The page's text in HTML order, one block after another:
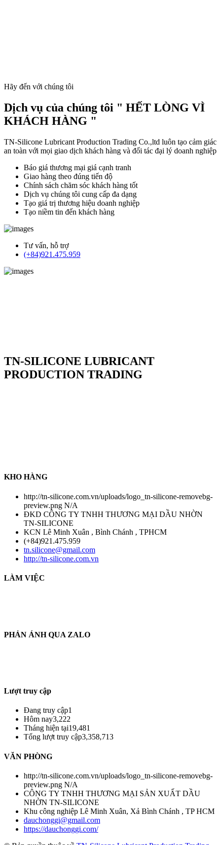
Hãy đến với chúng tôi
Dịch vụ của chúng tôi " HẾT LÒNG VÌ
KHÁCH HÀNG "
TN-Silicone Lubricant Production Trading Co.,ltd luôn tạo cảm giác
an toàn với mọi giao dịch khách hàng và đối tác đại lý doanh nghiệp
Báo giá thương mại giá cạnh tranh
Giao hàng theo đúng tiến độ
Chính sách chăm sóc khách hàng tốt
Dịch vụ chúng tôi cung cấp đa dạng
Tạo giá trị thương hiệu doanh nghiệp
Tạo niềm tin đến khách hàng
Tư vấn, hỗ trợ
(+84)921.475.959
TN-SILICONE LUBRICANT
PRODUCTION TRADING
KHO HÀNG
http://tn-silicone.com.vn/uploads/logo_tn-silicone-removebg-
preview.png N/A
ĐKD CÔNG TY TNHH THƯƠNG MẠI DẦU NHỜN
TN-SILICONE
KCN Lê Minh Xuân , Bình Chánh , TPHCM
(+84)921.475.959
tn.silicone@gmail.com
http://tn-silicone.com.vn
LÀM VIỆC
PHẢN ÁNH QUA ZALO
Lượt truy cập
Đang truy cập1
Hôm nay3,222
Tháng hiện tại19,481
Tổng lượt truy cập3,358,713
VĂN PHÒNG
http://tn-silicone.com.vn/uploads/logo_tn-silicone-removebg-
preview.png N/A
CÔNG TY TNHH THƯƠNG MẠI SẢN XUẤT DẦU
NHỜN TN-SILICONE
Khu công nghiệp Lê Minh Xuân, Xả Bình Chánh , TP HCM
dauchonggi@gmail.com
https://dauchonggi.com/